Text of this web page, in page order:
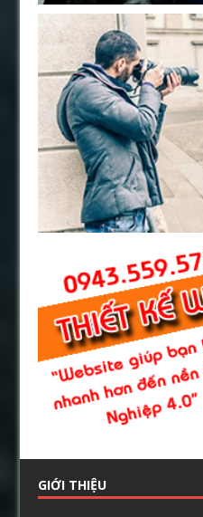
GIỚI THIỆU